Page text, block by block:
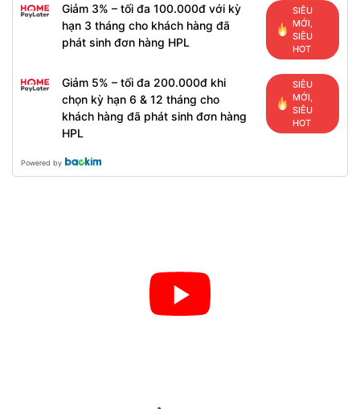
Giảm 3% – tối đa 100.000đ với kỳ
hạn 3 tháng cho khách hàng đã
phát sinh đơn hàng HPL
SIÊU
MỚI,
SIÊU
HOT
Giảm 5% – tối đa 200.000đ khi
chọn kỳ hạn 6 & 12 tháng cho
khách hàng đã phát sinh đơn hàng
HPL
SIÊU
MỚI,
SIÊU
HOT
Powered by